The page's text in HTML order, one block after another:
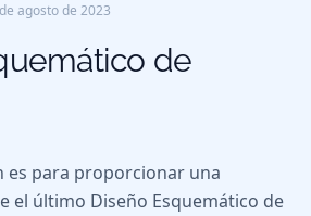
agosto de 2023
de
es para proporcionar una
el último Diseño Esquemático de